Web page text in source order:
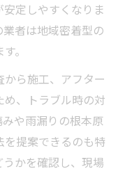
定しやすくなりま
者は地域密着型の
。
ら施工、アフター
、トラブル時の対
や雨漏りの根本原
提案できるのも特
かを確認し、現場